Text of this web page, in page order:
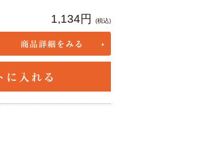
1,134円 (税込)